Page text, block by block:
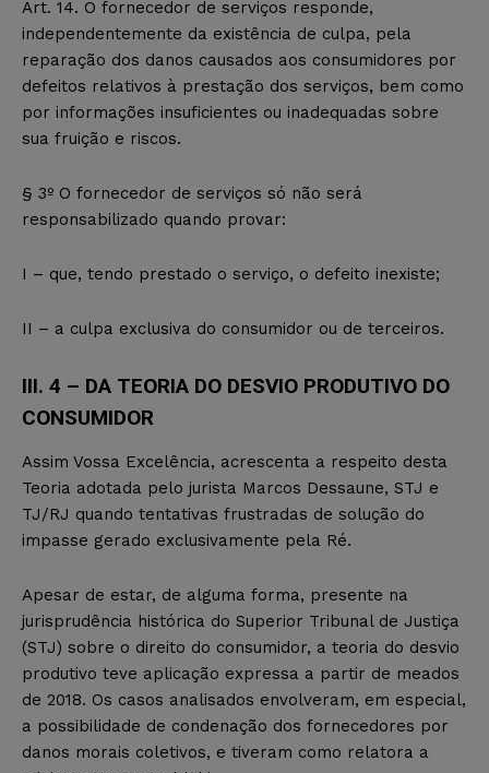
Art. 14. O fornecedor de serviços responde,
independentemente da existência de culpa, pela
reparação dos danos causados aos consumidores por
defeitos relativos à prestação dos serviços, bem como
por informações insuficientes ou inadequadas sobre
sua fruição e riscos.
§ 3º O fornecedor de serviços só não será
responsabilizado quando provar:
I – que, tendo prestado o serviço, o defeito inexiste;
II – a culpa exclusiva do consumidor ou de terceiros.
III. 4 – DA TEORIA DO DESVIO PRODUTIVO DO
CONSUMIDOR
Assim Vossa Excelência, acrescenta a respeito desta
Teoria adotada pelo jurista Marcos Dessaune, STJ e
TJ/RJ quando tentativas frustradas de solução do
impasse gerado exclusivamente pela Ré.
Apesar de estar, de alguma forma, presente na
jurisprudência histórica do Superior Tribunal de Justiça
(STJ) sobre o direito do consumidor, a teoria do desvio
produtivo teve aplicação expressa a partir de meados
de 2018. Os casos analisados envolveram, em especial,
a possibilidade de condenação dos fornecedores por
danos morais coletivos, e tiveram como relatora a